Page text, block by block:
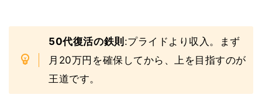
50代復活の鉄則 :プライドより収入。まず
月20万円を確保してから、上を目指すのが
王道です。